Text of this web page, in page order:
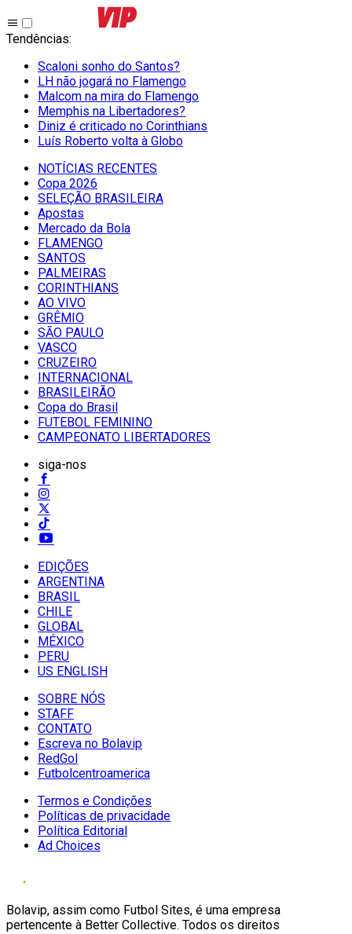
Tendências:
Scaloni sonho do Santos?
LH não jogará no Flamengo
Malcom na mira do Flamengo
Memphis na Libertadores?
Diniz é criticado no Corinthians
Luís Roberto volta à Globo
NOTÍCIAS RECENTES
Copa 2026
SELEÇÃO BRASILEIRA
Apostas
Mercado da Bola
FLAMENGO
SANTOS
PALMEIRAS
CORINTHIANS
AO VIVO
GRÊMIO
SĀO PAULO
VASCO
CRUZEIRO
INTERNACIONAL
BRASILEIRÃO
Copa do Brasil
FUTEBOL FEMININO
CAMPEONATO LIBERTADORES
siga-nos
EDIÇÕES
ARGENTINA
BRASIL
CHILE
GLOBAL
MÉXICO
PERU
US ENGLISH
SOBRE NÓS
STAFF
CONTATO
Escreva no Bolavip
RedGol
Futbolcentroamerica
Termos e Condições
Políticas de privacidade
Política Editorial
Ad Choices
Bolavip, assim como Futbol Sites, é uma empresa
pertencente à Better Collective. Todos os direitos